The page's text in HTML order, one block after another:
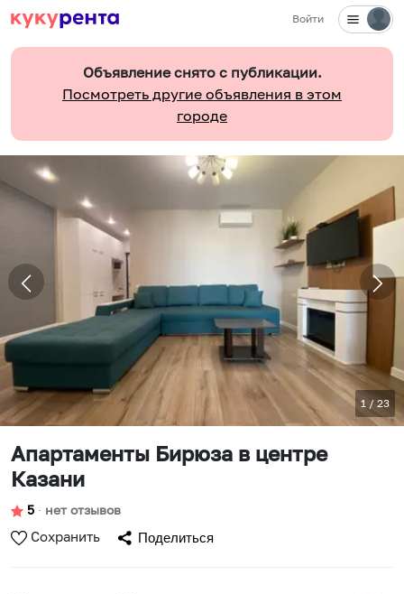
Войти
Объявление снято с публикации.
Посмотреть другие объявления в этом
городе
1 / 23
Апартаменты Бирюза в центре
Казани
5 ∙ нет отзывов
Сохранить Поделиться